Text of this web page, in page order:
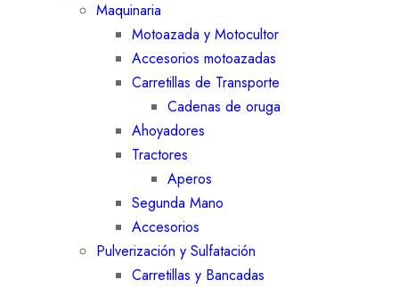
Maquinaria
Motoazada y Motocultor
Accesorios motoazadas
Carretillas de Transporte
Cadenas de oruga
Ahoyadores
Tractores
Aperos
Segunda Mano
Accesorios
Pulverización y Sulfatación
Carretillas y Bancadas